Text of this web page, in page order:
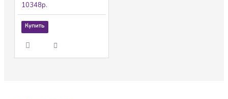
10348р.
Купить